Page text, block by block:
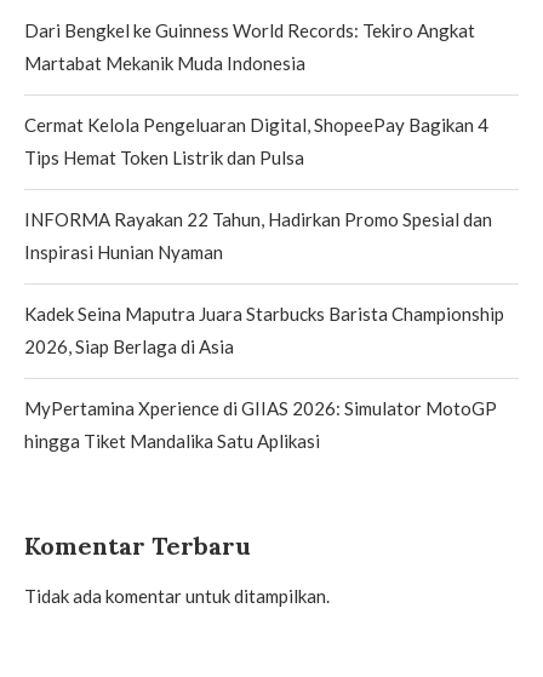
Dari Bengkel ke Guinness World Records: Tekiro Angkat
Martabat Mekanik Muda Indonesia
Cermat Kelola Pengeluaran Digital, ShopeePay Bagikan 4
Tips Hemat Token Listrik dan Pulsa
INFORMA Rayakan 22 Tahun, Hadirkan Promo Spesial dan
Inspirasi Hunian Nyaman
Kadek Seina Maputra Juara Starbucks Barista Championship
2026, Siap Berlaga di Asia
MyPertamina Xperience di GIIAS 2026: Simulator MotoGP
hingga Tiket Mandalika Satu Aplikasi
Komentar Terbaru
Tidak ada komentar untuk ditampilkan.